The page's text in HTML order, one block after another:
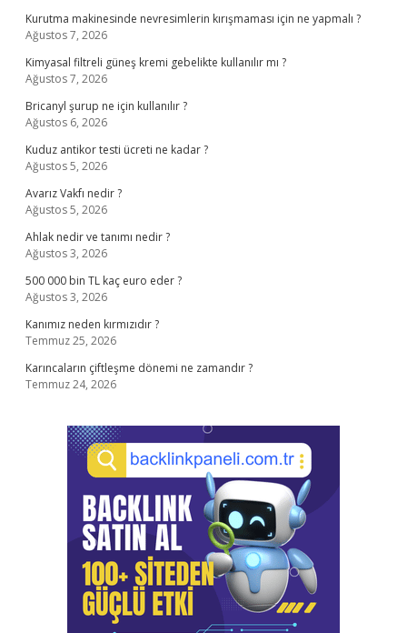
Kurutma makinesinde nevresimlerin kırışmaması için ne yapmalı ?
Ağustos 7, 2026
Kimyasal filtreli güneş kremi gebelikte kullanılır mı ?
Ağustos 7, 2026
Bricanyl şurup ne için kullanılır ?
Ağustos 6, 2026
Kuduz antikor testi ücreti ne kadar ?
Ağustos 5, 2026
Avarız Vakfı nedir ?
Ağustos 5, 2026
Ahlak nedir ve tanımı nedir ?
Ağustos 3, 2026
500 000 bin TL kaç euro eder ?
Ağustos 3, 2026
Kanımız neden kırmızıdır ?
Temmuz 25, 2026
Karıncaların çiftleşme dönemi ne zamandır ?
Temmuz 24, 2026